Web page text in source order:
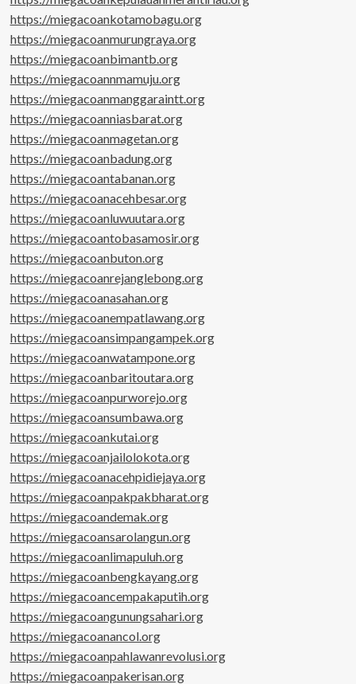
https://miegacoankotamobagu.org
https://miegacoanmurungraya.org
https://miegacoanbimantb.org
https://miegacoannmamuju.org
https://miegacoanmanggaraintt.org
https://miegacoanniasbarat.org
https://miegacoanmagetan.org
https://miegacoanbadung.org
https://miegacoantabanan.org
https://miegacoanacehbesar.org
https://miegacoanluwuutara.org
https://miegacoantobasamosir.org
https://miegacoanbuton.org
https://miegacoanrejanglebong.org
https://miegacoanasahan.org
https://miegacoanempatlawang.org
https://miegacoansimpangampek.org
https://miegacoanwatampone.org
https://miegacoanbaritoutara.org
https://miegacoanpurworejo.org
https://miegacoansumbawa.org
https://miegacoankutai.org
https://miegacoanjailolokota.org
https://miegacoanacehpidiejaya.org
https://miegacoanpakpakbharat.org
https://miegacoandemak.org
https://miegacoansarolangun.org
https://miegacoanlimapuluh.org
https://miegacoanbengkayang.org
https://miegacoancempakaputih.org
https://miegacoangunungsahari.org
https://miegacoanancol.org
https://miegacoanpahlawanrevolusi.org
https://miegacoanpakerisan.org